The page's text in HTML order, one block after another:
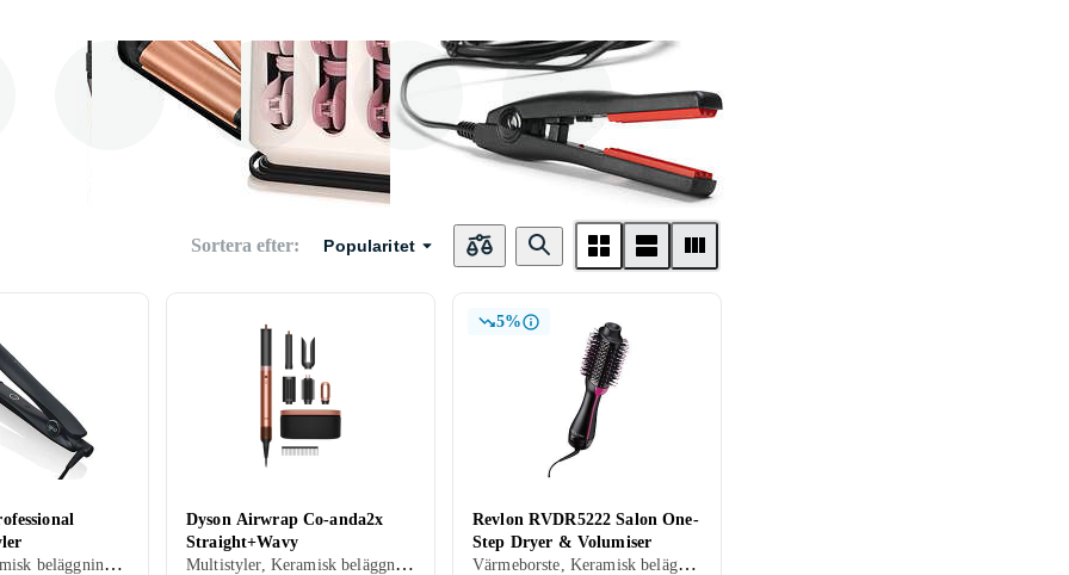
Vågtång Värmespole Krustång
Sortera efter: Popularitet
Plattång, Keramisk beläggning, Rörligt sladdfäste, Automatisk avstängning, 185 grader
Dyson Airwrap Co-anda2x
Straight+Wavy
Multistyler, Keramisk beläggning, Avjoniserande, Rörligt sladdfäste, Automatisk avstängning, 38 mm, 150 grader
5%
Revlon RVDR5222 Salon One-
Step Dryer & Volumiser
Värmeborste, Keramisk beläggning, Avjoniserande, Rörligt sladdfäste, 46 mm